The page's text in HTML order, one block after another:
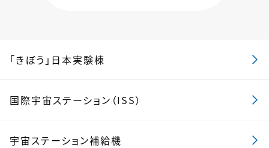
「きぼう」日本実験棟
国際宇宙ステーション（ISS）
宇宙ステーション補給機